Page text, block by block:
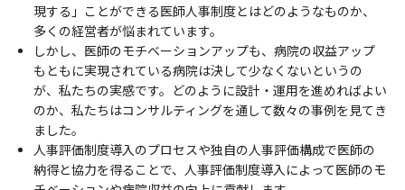
現する」ことができる医師人事制度とはどのようなものか、
多くの経営者が悩まれています。
しかし、医師のモチベーションアップも、病院の収益アップ
もともに実現されている病院は決して少なくないというの
が、私たちの実感です。どのように設計・運用を進めればよい
のか、私たちはコンサルティングを通して数々の事例を見てき
ました。
人事評価制度導入のプロセスや独自の人事評価構成で医師の
納得と協力を得ることで、人事評価制度導入によって医師のモ